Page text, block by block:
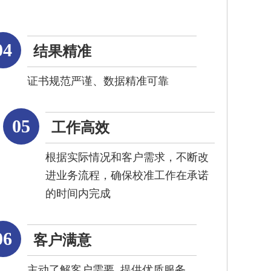
结果精准
证书规范严谨、数据精准可靠
05 工作高效
根据实际情况和客户需求，不断改
进业务流程，确保校准工作在承诺
的时间内完成
客户满意